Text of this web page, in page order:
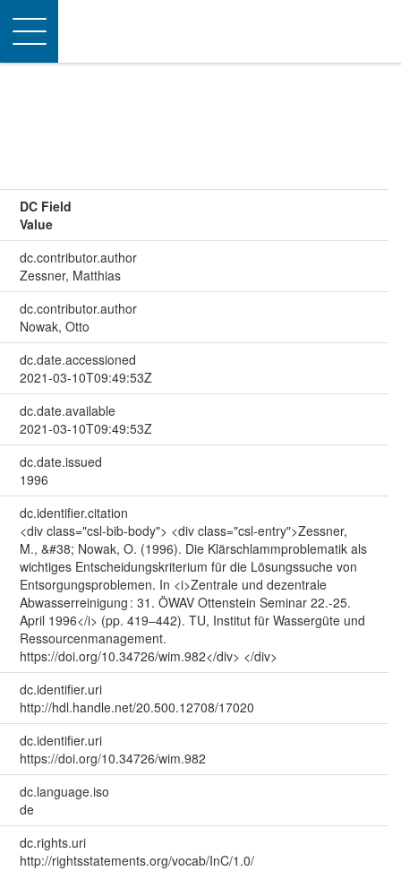
Toggle
navigation
DC Field
Value
dc.contributor.author
Zessner, Matthias
dc.contributor.author
Nowak, Otto
dc.date.accessioned
2021-03-10T09:49:53Z
dc.date.available
2021-03-10T09:49:53Z
dc.date.issued
1996
dc.identifier.citation
<div class="csl-bib-body"> <div class="csl-entry">Zessner,
M., &#38; Nowak, O. (1996). Die Klärschlammproblematik als
wichtiges Entscheidungskriterium für die Lösungssuche von
Entsorgungsproblemen. In <i>Zentrale und dezentrale
Abwasserreinigung : 31. ÖWAV Ottenstein Seminar 22.-25.
April 1996</i> (pp. 419–442). TU, Institut für Wassergüte und
Ressourcenmanagement.
https://doi.org/10.34726/wim.982</div> </div>
dc.identifier.uri
http://hdl.handle.net/20.500.12708/17020
dc.identifier.uri
https://doi.org/10.34726/wim.982
dc.language.iso
de
dc.rights.uri
http://rightsstatements.org/vocab/InC/1.0/